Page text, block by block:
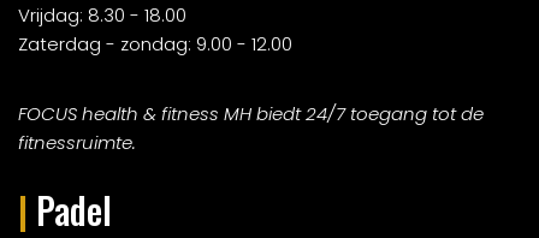
Vrijdag: 8.30 - 18.00
Zaterdag - zondag: 9.00 - 12.00
FOCUS health & fitness MH biedt 24/7 toegang tot de
fitnessruimte.
| Padel